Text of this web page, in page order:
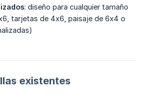
: diseño para cualquier tamaño
tarjetas de 4x6, paisaje de 6x4 o
existentes